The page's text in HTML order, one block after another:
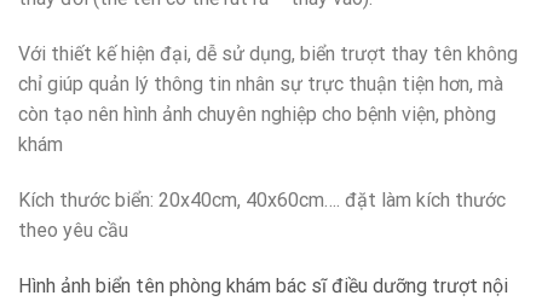
Với thiết kế hiện đại, dễ sử dụng, biển trượt thay tên không
chỉ giúp quản lý thông tin nhân sự trực thuận tiện hơn, mà
còn tạo nên hình ảnh chuyên nghiệp cho bệnh viện, phòng
khám
Kích thước biển: 20x40cm, 40x60cm…. đặt làm kích thước
theo yêu cầu
Hình ảnh biển tên phòng khám bác sĩ điều dưỡng trượt nội